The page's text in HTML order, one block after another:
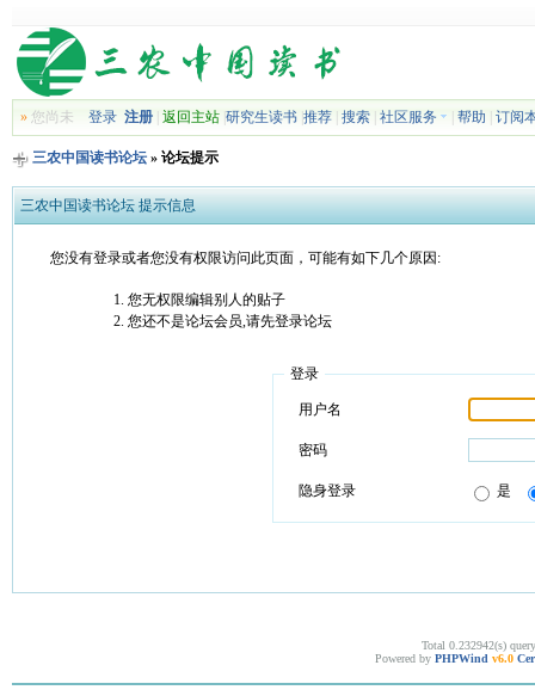
»您尚未 登录 注册| 返回主站| 研究生读书| 推荐| 搜索| 社区服务 帮助 订阅
三农中国读书论坛» 论坛提示
三农中国读书论坛 提示信息
您没有登录或者您没有权限访问此页面，可能有如下几个原因:
您无权限编辑别人的贴子
您还不是论坛会员,请先登录论坛
登录
用户名
密码
隐身登录 是
Total 0.232942(s)
Powered by PHPWind v6.0